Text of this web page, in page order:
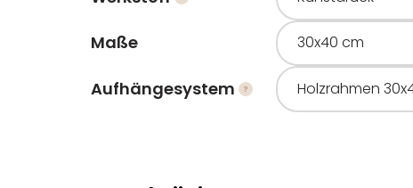
Maße
Aufhängesystem